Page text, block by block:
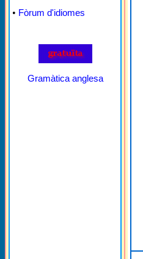
• Fòrum d'idiomes
Gramàtica anglesa